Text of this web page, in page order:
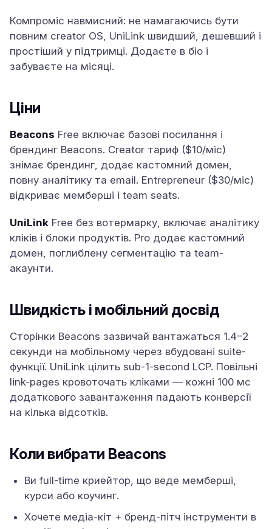
Компроміс навмисний: не намагаючись бути
повним creator OS, UniLink швидший, дешевший і
простіший у підтримці. Додаєте в біо і
забуваєте на місяці.
Ціни
Beacons Free включає базові посилання і
брендинг Beacons. Creator тариф ($10/міс)
знімає брендинг, додає кастомний домен,
повну аналітику та email. Entrepreneur ($30/міс)
відкриває мемберші і team seats.
UniLink Free без вотермарку, включає аналітику
кліків і блоки продуктів. Pro додає кастомний
домен, поглиблену сегментацію та team-
акаунти.
Швидкість і мобільний досвід
Сторінки Beacons зазвичай вантажаться 1.4–2
секунди на мобільному через вбудовані suite-
функції. UniLink цілить sub-1-second LCP. Повільні
link-pages кровоточать кліками — кожні 100 мс
додаткового завантаження падають конверсії
на кілька відсотків.
Коли вибрати Beacons
Ви full-time криейтор, що веде мемберші,
курси або коучинг.
Хочете медіа-кіт + бренд-пітч інструменти в